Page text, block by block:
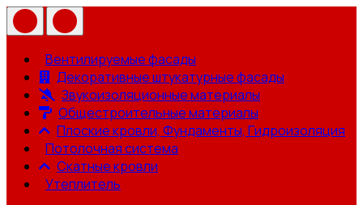
Вентилируемые фасады
Декоративные штукатурные фасады
Звукоизоляционные материалы
Общестроительные материалы
Плоские кровли, Фундаменты, Гидроизоляция
Потолочная система
Скатные кровли
Утеплитель